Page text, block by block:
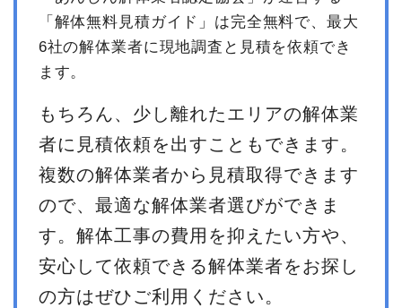
「解体無料見積ガイド」は完全無料で、最大
6社の解体業者に現地調査と見積を依頼でき
ます。
もちろん、少し離れたエリアの解体業
者に見積依頼を出すこともできます。
複数の解体業者から見積取得できます
ので、最適な解体業者選びができま
す。解体工事の費用を抑えたい方や、
安心して依頼できる解体業者をお探し
の方はぜひご利用ください。